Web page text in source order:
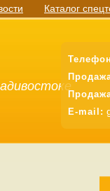
Каталог
E-mail: